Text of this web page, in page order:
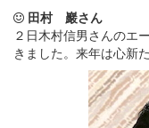
田村 巖さん
２日木村信男さんのエ
きました。来年は心新